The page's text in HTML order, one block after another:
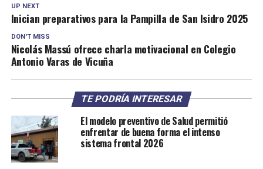
UP NEXT
Inician preparativos para la Pampilla de San Isidro 2025
DON'T MISS
Nicolás Massú ofrece charla motivacional en Colegio
Antonio Varas de Vicuña
TE PODRÍA INTERESAR
El modelo preventivo de Salud permitió
enfrentar de buena forma el intenso
sistema frontal 2026